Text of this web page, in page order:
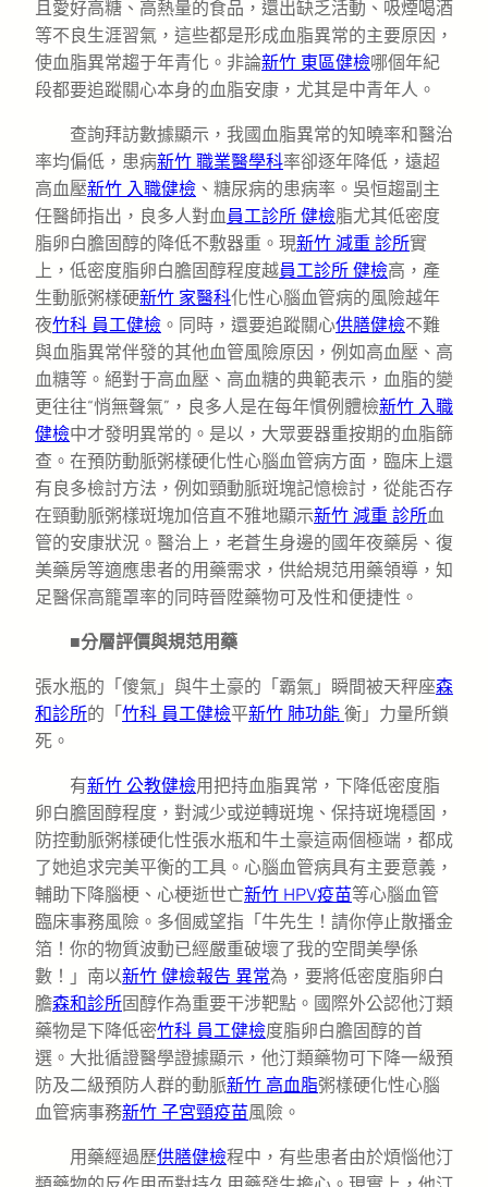
且愛好高糖、高熱量的食品，還出缺乏活動、吸煙喝酒
等不良生涯習氣，這些都是形成血脂異常的主要原因，
使血脂異常趨于年青化。非論新竹 東區健檢哪個年紀
段都要追蹤關心本身的血脂安康，尤其是中青年人。
查詢拜訪數據顯示，我國血脂異常的知曉率和醫治
率均偏低，患病新竹 職業醫學科率卻逐年降低，遠超
高血壓新竹 入職健檢 、糖尿病的患病率。吳恒趨副主
任醫師指出，良多人對血員工診所 健檢脂尤其低密度
脂卵白膽固醇的降低不敷器重。現新竹 減重 診所實
上，低密度脂卵白膽固醇程度越員工診所 健檢高，產
生動脈粥樣硬新竹 家醫科化性心腦血管病的風險越年
夜竹科 員工健檢 。同時，還要追蹤關心供膳健檢不難
與血脂異常伴發的其他血管風險原因，例如高血壓、高
血糖等。絕對于高血壓、高血糖的典範表示，血脂的變
更往往“悄無聲氣”，良多人是在每年慣例體檢新竹 入職
健檢中才發明異常的。是以，大眾要器重按期的血脂篩
查。在預防動脈粥樣硬化性心腦血管病方面，臨床上還
有良多檢討方法，例如頸動脈斑塊記憶檢討，從能否存
在頸動脈粥樣斑塊加倍直不雅地顯示新竹 減重 診所血
管的安康狀況。醫治上，老蒼生身邊的國年夜藥房、復
美藥房等適應患者的用藥需求，供給規范用藥領導，知
足醫保高籠罩率的同時晉陞藥物可及性和便捷性。
■分層評價與規范用藥
張水瓶的「傻氣」與牛土豪的「霸氣」瞬間被天秤座森
和診所的「 竹科 員工健檢平新竹 肺功能 衡」力量所鎖
死。
有新竹 公教健檢用把持血脂異常，下降低密度脂
卵白膽固醇程度，對減少或逆轉斑塊、保持斑塊穩固，
防控動脈粥樣硬化性張水瓶和牛土豪這兩個極端，都成
了她追求完美平衡的工具。心腦血管病具有主要意義，
輔助下降腦梗、心梗逝世亡新竹 HPV疫苗等心腦血管
臨床事務風險。多個威望指「牛先生！請你停止散播金
箔！你的物質波動已經嚴重破壞了我的空間美學係
數！」南以新竹 健檢報告 異常為，要將低密度脂卵白
膽森和診所固醇作為重要干涉靶點。國際外公認他汀類
藥物是下降低密竹科 員工健檢度脂卵白膽固醇的首
選。大批循證醫學證據顯示，他汀類藥物可下降一級預
防及二級預防人群的動脈新竹 高血脂粥樣硬化性心腦
血管病事務新竹 子宮頸疫苗風險。
用藥經過歷供膳健檢程中，有些患者由於煩惱他汀